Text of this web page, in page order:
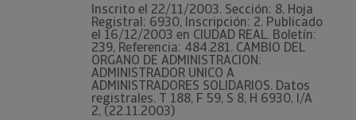
Inscrito el 22/11/2003. Sección: 8, Hoja
Registral: 6930, Inscripción: 2. Publicado
el 16/12/2003 en CIUDAD REAL. Boletín:
239, Referencia: 484.281. CAMBIO DEL
ORGANO DE ADMINISTRACION:
ADMINISTRADOR UNICO A
ADMINISTRADORES SOLIDARIOS. Datos
registrales. T 188, F 59, S 8, H 6930, I/A
2, (22.11.2003)